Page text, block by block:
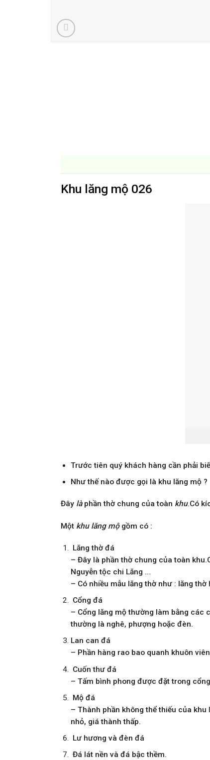
Khu lăng mộ 026
Trước tiên quý khách hàng cần phải
Như thế nào được gọi là khu lăng mộ ?
Đây làphần thờ chung của toàn khu.Có
Một khu lăng mộgồm có :
Lăng thờ đá
– Đây là phần thờ chung của toàn
Nguyễn tộc chi Lăng …
– Có nhiều mẫu lăng thờ như : lăng
Cổng đá
– Cổng lăng mộ thường làm bằng các
thường là nghê, phượng hoặc đèn.
Lan can đá
– Phần hàng rao bao quanh khuôn
Cuốn thư đá
– Tấm bình phong được đặt trong
Mộ đá
– Thành phần không thể thiếu của
nhỏ, giá thành thấp.
Lư hương và đèn đá
Đá lát nền và đá bậc thềm.